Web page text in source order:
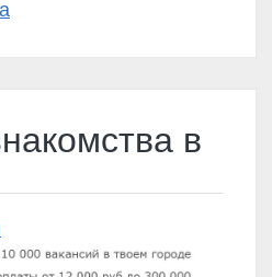
в